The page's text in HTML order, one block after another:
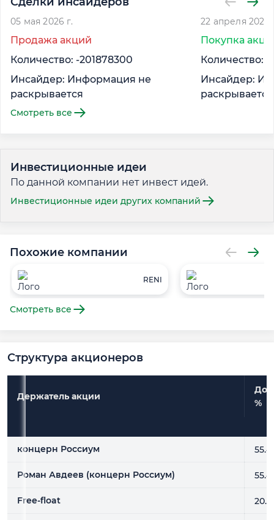
05 мая 2026 г.
Продажа акций
Количество: -201878300
Инсайдер: Информация не
раскрывается
22 апреля 2026
Покупка
Количество:
Инсайдер:
раскрывается
Смотреть все
Инвестиционные идеи
По данной компании нет инвест идей.
Инвестиционные идеи других компаний
Похожие компании
RENI
Смотреть все
Структура акционеров
Держатель акции
%
%
концерн Россиум
Роман Авдеев (концерн Россиум)
Free-float